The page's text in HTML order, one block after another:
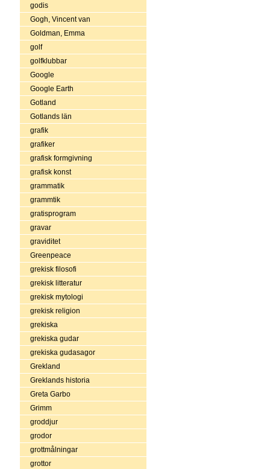
godis
Gogh, Vincent van
Goldman, Emma
golf
golfklubbar
Google
Google Earth
Gotland
Gotlands län
grafik
grafiker
grafisk formgivning
grafisk konst
grammatik
grammtik
gratisprogram
gravar
graviditet
Greenpeace
grekisk filosofi
grekisk litteratur
grekisk mytologi
grekisk religion
grekiska
grekiska gudar
grekiska gudasagor
Grekland
Greklands historia
Greta Garbo
Grimm
groddjur
grodor
grottmålningar
grottor